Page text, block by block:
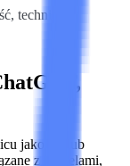
techniczny
jako AI lub
z modelami,